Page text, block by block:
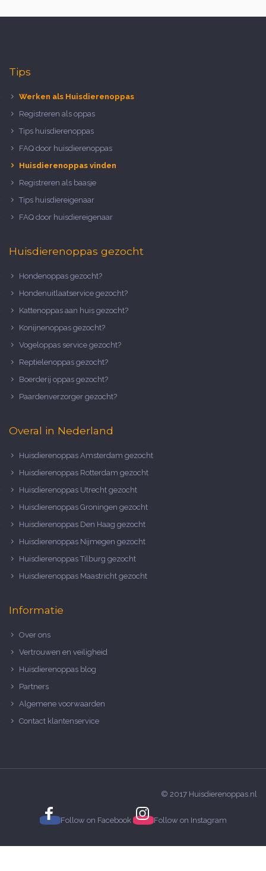
Tips
Werken als Huisdierenoppas
Registreren als oppas
Tips huisdierenoppas
FAQ door huisdierenoppas
Huisdierenoppas vinden
Registreren als baasje
Tips huisdiereigenaar
FAQ door huisdiereigenaar
Huisdierenoppas gezocht
Hondenoppas gezocht?
Hondenuitlaatservice gezocht?
Kattenoppas aan huis gezocht?
Konijnenoppas gezocht?
Vogeloppas service gezocht?
Reptielenoppas gezocht?
Boerderij oppas gezocht?
Paardenverzorger gezocht?
Overal in Nederland
Huisdierenoppas Amsterdam gezocht
Huisdierenoppas Rotterdam gezocht
Huisdierenoppas Utrecht gezocht
Huisdierenoppas Groningen gezocht
Huisdierenoppas Den Haag gezocht
Huisdierenoppas Nijmegen gezocht
Huisdierenoppas Tilburg gezocht
Huisdierenoppas Maastricht gezocht
Informatie
Over ons
Vertrouwen en veiligheid
Huisdierenoppas blog
Partners
Algemene voorwaarden
Contact klantenservice
© 2017 Huisdierenoppas.nl
Follow on Facebook Follow on Instagram